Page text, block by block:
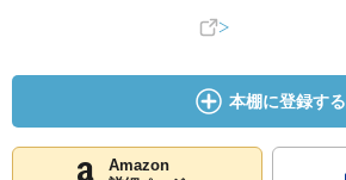
本棚に登録する
Amazon